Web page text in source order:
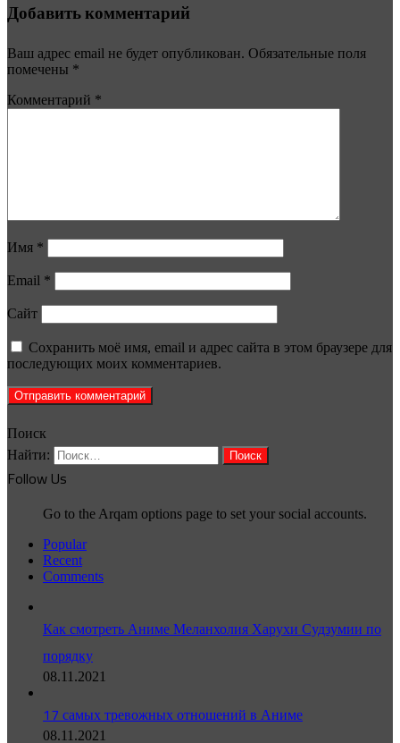
Добавить комментарий
Ваш адрес email не будет опубликован. Обязательные поля
помечены *
Комментарий *
Имя *
Email *
Сайт
Сохранить моё имя, email и адрес сайта в этом браузере для
последующих моих комментариев.
Поиск
Найти:
Follow Us
Go to the Arqam options page to set your social accounts.
Popular
Recent
Comments
Как смотреть Аниме Меланхолия Харухи Судзумии по
порядку
08.11.2021
17 самых тревожных отношений в Аниме
08.11.2021